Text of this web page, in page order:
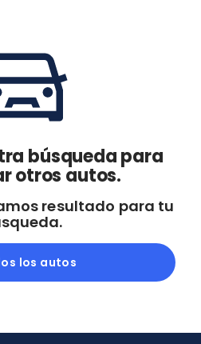
Negociar precio
búsqueda para
otros autos.
resultado para tu
los autos